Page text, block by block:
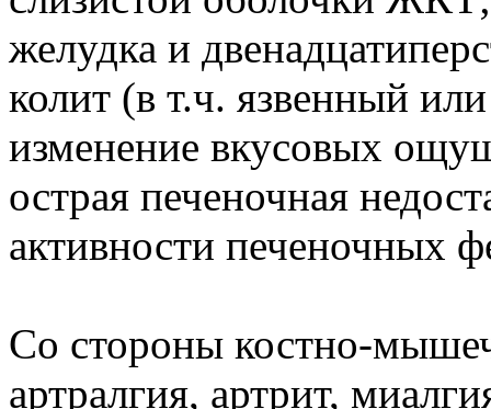
желудка и
колит (в т.ч. язвенный
изменение вкусовых
острая печеночная
активности печеночных
Со стороны костно-
артралгия, артрит,